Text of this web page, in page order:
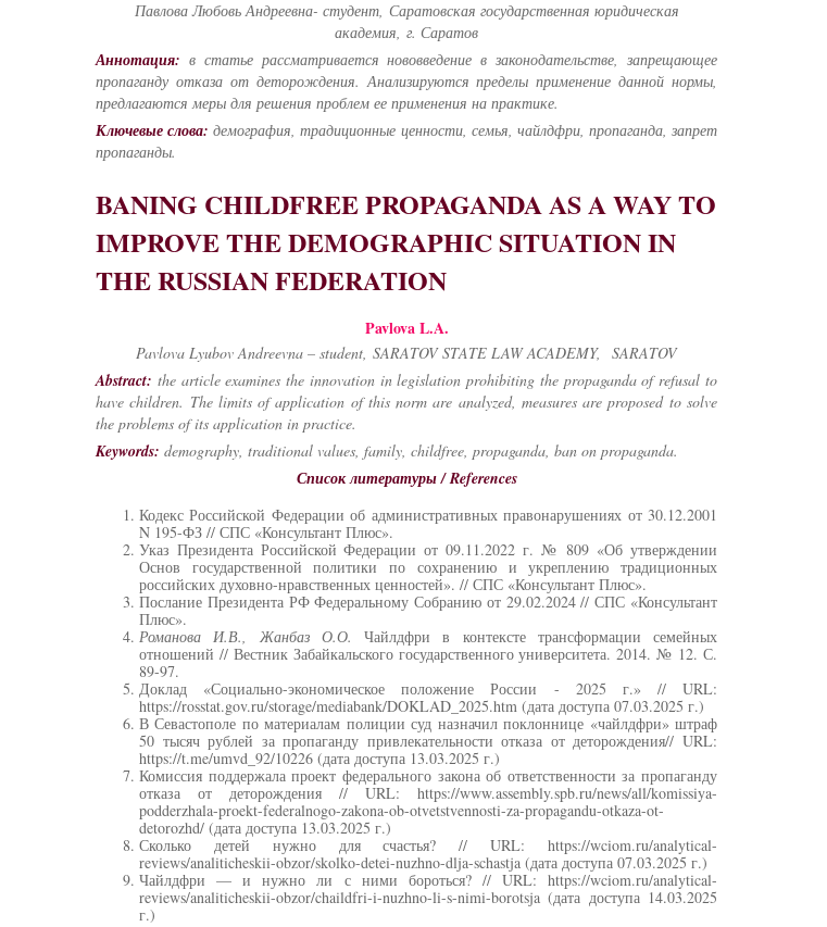
Павлова Любовь Андреевна- студент, Саратовская государственная юридическая
академия, г. Саратов
Аннотация: в статье рассматривается нововведение в законодательстве, запрещающее
пропаганду отказа от деторождения. Анализируются пределы применение данной нормы,
предлагаются меры для решения проблем ее применения на практике.
Ключевые слова: демография, традиционные ценности, семья, чайлдфри, пропаганда, запрет
пропаганды.
BANING CHILDFREE PROPAGANDA AS A WAY TO
IMPROVE THE DEMOGRAPHIC SITUATION IN
THE RUSSIAN FEDERATION
Pavlova L.A.
Pavlova Lyubov Andreevna – student, SARATOV STATE LAW ACADEMY, SARATOV
Abstract: the article examines the innovation in legislation prohibiting the propaganda of refusal to
have children. The limits of application of this norm are analyzed, measures are proposed to solve
the problems of its application in practice.
Keywords: demography, traditional values, family, childfree, propaganda, ban on propaganda.
Список литературы / References
Кодекс Российской Федерации об административных правонарушениях от 30.12.2001
N 195-ФЗ // СПС «Консультант Плюс».
Указ Президента Российской Федерации от 09.11.2022 г. № 809 «Об утверждении
Основ государственной политики по сохранению и укреплению традиционных
российских духовно-нравственных ценностей». // СПС «Консультант Плюс».
Послание Президента РФ Федеральному Собранию от 29.02.2024 // СПС «Консультант
Плюс».
Романова И.В., Жанбаз О.О. Чайлдфри в контексте трансформации семейных
отношений // Вестник Забайкальского государственного университета. 2014. № 12. С.
89-97.
Доклад «Социально-экономическое положение России - 2025 г.» // URL:
https://rosstat.gov.ru/storage/mediabank/DOKLAD_2025.htm (дата доступа 07.03.2025 г.)
В Севастополе по материалам полиции суд назначил поклоннице «чайлдфри» штраф
50 тысяч рублей за пропаганду привлекательности отказа от деторождения// URL:
https://t.me/umvd_92/10226 (дата доступа 13.03.2025 г.)
Комиссия поддержала проект федерального закона об ответственности за пропаганду
отказа от деторождения // URL: https://www.assembly.spb.ru/news/all/komissiya-
podderzhala-proekt-federalnogo-zakona-ob-otvetstvennosti-za-propagandu-otkaza-ot-
detorozhd/ (дата доступа 13.03.2025 г.)
Сколько детей нужно для счастья? // URL: https://wciom.ru/analytical-
reviews/analiticheskii-obzor/skolko-detei-nuzhno-dlja-schastja (дата доступа 07.03.2025 г.)
Чайлдфри — и нужно ли с ними бороться? // URL: https://wciom.ru/analytical-
reviews/analiticheskii-obzor/chaildfri-i-nuzhno-li-s-nimi-borotsja (дата доступа 14.03.2025
г.)